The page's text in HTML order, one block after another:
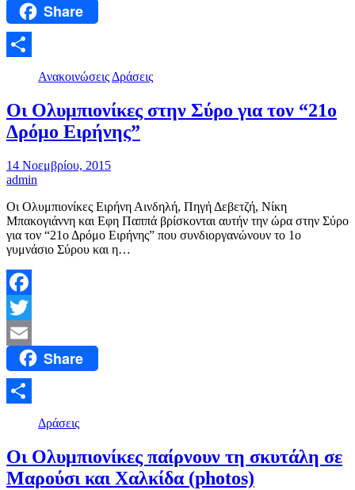
Email Share
Μοιραστείτε
Ανακοινώσεις Δράσεις
Οι Ολυμπιονίκες στην Σύρο για τον “21ο
Δρόμο Ειρήνης”
14 Νοεμβρίου, 2015
admin
Οι Oλυμπιονίκες Ειρήνη Αινδηλή, Πηγή Δεβετζή, Νίκη
Μπακογιάννη και Εφη Παππά βρίσκονται αυτήν την ώρα στην Σύρο
για τον “21ο Δρόμο Ειρήνης” που συνδιοργανώνουν το 1ο
γυμνάσιο Σύρου και η…
Facebook
Twitter
Email Share
Μοιραστείτε
Δράσεις
Οι Ολυμπιονίκες παίρνουν τη σκυτάλη σε
Μαρούσι και Χαλκίδα (photos)